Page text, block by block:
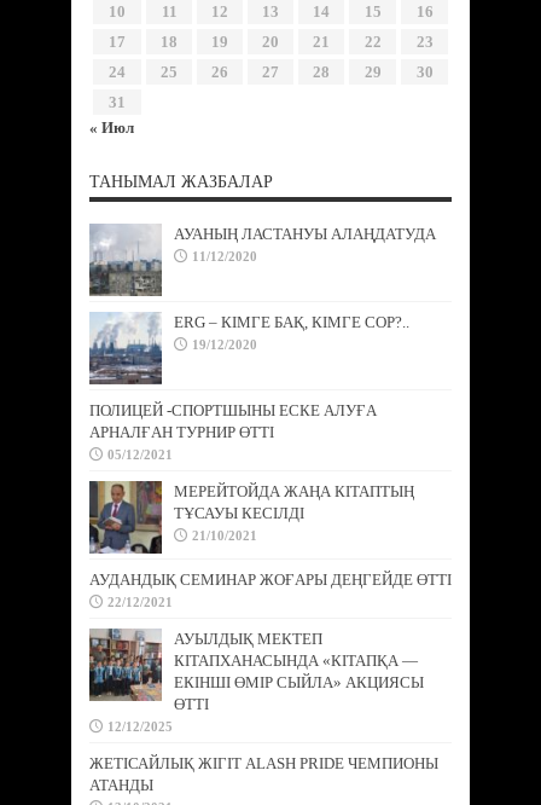
10
11 12 13 14 15
16
17
18 19 20 21 22
23
24
25 26 27 28 29
30
31
« Июл
ТАНЫМАЛ ЖАЗБАЛАР
АУАНЫҢ ЛАСТАНУЫ АЛАҢДАТУДА
11/12/2020
ERG – КІМГЕ БАҚ, КІМГЕ СОР?..
19/12/2020
ПОЛИЦЕЙ -СПОРТШЫНЫ ЕСКЕ АЛУҒА
АРНАЛҒАН ТУРНИР ӨТТІ
05/12/2021
МЕРЕЙТОЙДА ЖАҢА КІТАПТЫҢ
ТҰСАУЫ КЕСІЛДІ
21/10/2021
АУДАНДЫҚ СЕМИНАР ЖОҒАРЫ ДЕҢГЕЙДЕ ӨТТІ
22/12/2021
АУЫЛДЫҚ МЕКТЕП
КІТАПХАНАСЫНДА «КІТАПҚА —
ЕКІНШІ ӨМІР СЫЙЛА» АКЦИЯСЫ
ӨТТІ
12/12/2025
ЖЕТІСАЙЛЫҚ ЖІГІТ ALASH PRIDE ЧЕМПИОНЫ
АТАНДЫ